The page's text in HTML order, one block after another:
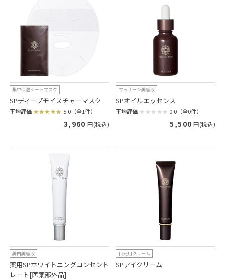
集中保湿シートマスク
SPディープモイスチャーマスク
平均評価 5.0（全1件）
3,960 円(税込)
マッサージ美容液
SPオイルエッセンス
平均評価 0.0（全0件）
5,500 円(税込)
美白美容液
薬用SPホワイトニングコンセント
レート[医薬部外品]
目元用クリーム
SPアイクリーム